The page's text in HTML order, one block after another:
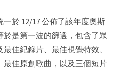
於 12/17 公佈了該年度奧斯
是第一波的篩選，包含了眾
佳紀錄片、最佳視覺特效、
最佳原創歌曲，以及三個短片